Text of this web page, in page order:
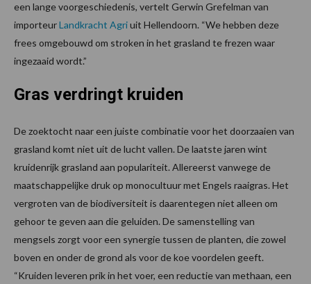
een lange voorgeschiedenis, vertelt Gerwin Grefelman van
importeurLandkracht Agriuit Hellendoorn. “We hebben deze
frees omgebouwd om stroken in het grasland te frezen waar
ingezaaid wordt.”
Gras verdringt kruiden
De zoektocht naar een juiste combinatie voor het doorzaaien van
grasland komt niet uit de lucht vallen. De laatste jaren wint
kruidenrijk grasland aan populariteit. Allereerst vanwege de
maatschappelijke druk op monocultuur met Engels raaigras. Het
vergroten van de biodiversiteit is daarentegen niet alleen om
gehoor te geven aan die geluiden. De samenstelling van
mengsels zorgt voor een synergie tussen de planten, die zowel
boven en onder de grond als voor de koe voordelen geeft.
“Kruiden leveren prik in het voer, een reductie van methaan, een